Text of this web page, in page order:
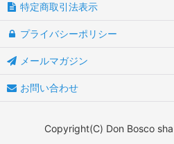
特定商取引法表示
プライバシーポリシー
メールマガジン
お問い合わせ
Copyright(C) Don Bosco